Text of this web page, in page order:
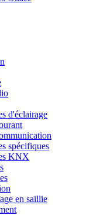
d'éclairage
spécifiques
KNX
en saillie